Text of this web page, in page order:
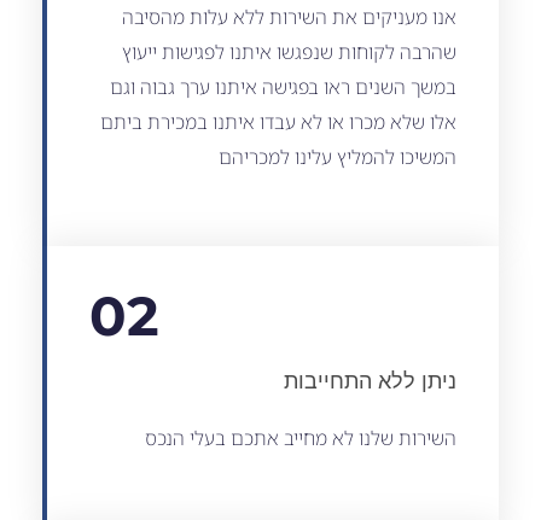
אנו מעניקים את השירות ללא עלות מהסיבה
שהרבה לקוחות שנפגשו איתנו לפגישות ייעוץ
במשך השנים ראו בפגישה איתנו ערך גבוה וגם
אלו שלא מכרו או לא עבדו איתנו במכירת ביתם
המשיכו להמליץ עלינו למכריהם
02
ניתן ללא התחייבות
השירות שלנו לא מחייב אתכם בעלי הנכס